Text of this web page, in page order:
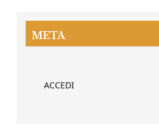
META
ACCEDI